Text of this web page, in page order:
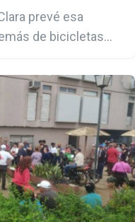
prevé esa
de bicicletas